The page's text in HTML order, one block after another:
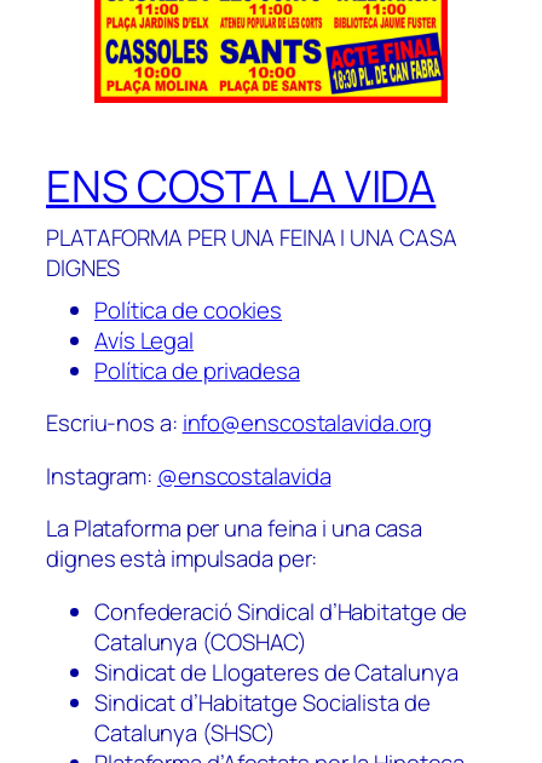
ENS COSTA LA VIDA
PLATAFORMA PER UNA FEINA I UNA CASA
DIGNES
Política de cookies
Avís Legal
Política de privadesa
Escriu-nos a: info@enscostalavida.org
Instagram: @enscostalavida
La Plataforma per una feina i una casa
dignes està impulsada per:
Confederació Sindical d’Habitatge de
Catalunya (COSHAC)
Sindicat de Llogateres de Catalunya
Sindicat d’Habitatge Socialista de
Catalunya (SHSC)